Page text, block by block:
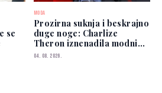
se
MODA
Prozirna suknja i beskrajno
duge noge: Charlize
Theron iznenadila modnim
izborom
04. 08. 2026.